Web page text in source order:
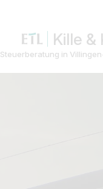
Kille &
Steuerberatung in